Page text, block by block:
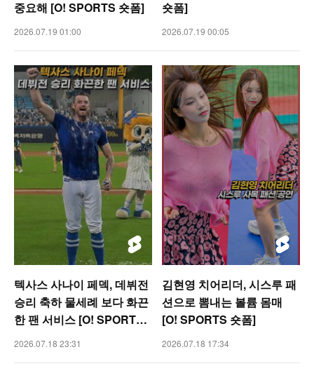
중요해 [O! SPORTS 숏폼]
2026.07.19 01:00
숏폼]
2026.07.19 00:05
텍사스 사나이 페덱, 데뷔전
승리 축하 물세례 보다 화끈
한 팬 서비스 [O! SPORTS
숏폼]
2026.07.18 23:31
김현영 치어리더, 시스루 패
션으로 뽐내는 볼륨 몸매
[O! SPORTS 숏폼]
2026.07.18 17:34